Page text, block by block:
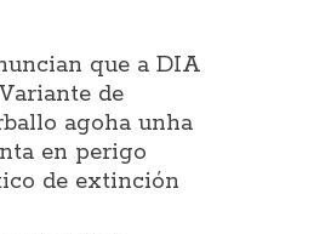
que a DIA
de
agoha unha
en perigo
de extinción